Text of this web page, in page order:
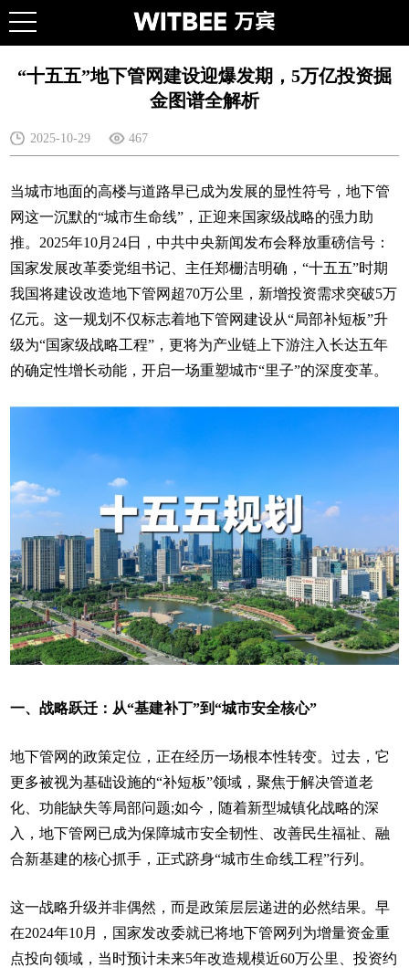
“十五五”地下管网建设迎爆发期，5万亿投资掘
金图谱全解析
2025-10-29 467
当城市地面的高楼与道路早已成为发展的显性符号，地下管
网这一沉默的“城市生命线”，正迎来国家级战略的强力助
推。2025年10月24日，中共中央新闻发布会释放重磅信号：
国家发展改革委党组书记、主任郑栅洁明确，“十五五”时期
我国将建设改造地下管网超70万公里，新增投资需求突破5万
亿元。这一规划不仅标志着地下管网建设从“局部补短板”升
级为“国家级战略工程”，更将为产业链上下游注入长达五年
的确定性增长动能，开启一场重塑城市“里子”的深度变革。
一、战略跃迁：从“基建补丁”到“城市安全核心”
地下管网的政策定位，正在经历一场根本性转变。过去，它
更多被视为基础设施的“补短板”领域，聚焦于解决管道老
化、功能缺失等局部问题;如今，随着新型城镇化战略的深
入，地下管网已成为保障城市安全韧性、改善民生福祉、融
合新基建的核心抓手，正式跻身“城市生命线工程”行列。
这一战略升级并非偶然，而是政策层层递进的必然结果。早
在2024年10月，国家发改委就已将地下管网列为增量资金重
点投向领域，当时预计未来5年改造规模近60万公里、投资约